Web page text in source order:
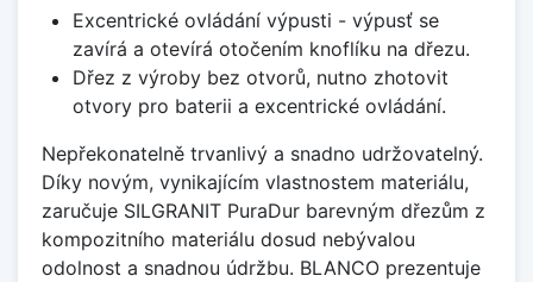
Excentrické ovládání výpusti - výpusť se
zavírá a otevírá otočením knoflíku na dřezu.
Dřez z výroby bez otvorů, nutno zhotovit
otvory pro baterii a excentrické ovládání.
Nepřekonatelně trvanlivý a snadno udržovatelný.
Díky novým, vynikajícím vlastnostem materiálu,
zaručuje SILGRANIT PuraDur barevným dřezům z
kompozitního materiálu dosud nebývalou
odolnost a snadnou údržbu. BLANCO prezentuje